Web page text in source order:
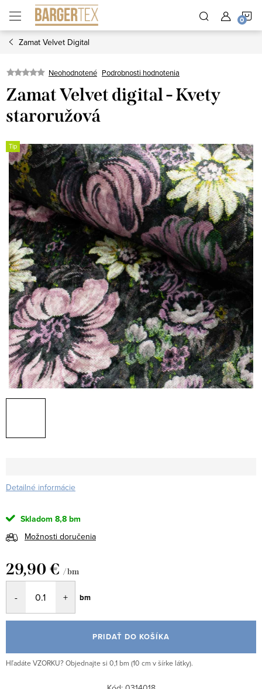
obsah
Zamat Velvet Digital
Neohodnotené Podrobnosti hodnotenia
Zamat Velvet digital - Kvety
staroružová
Tip
Detailné informácie
Skladom 8,8 bm
Možnosti doručenia
29,90 € / bm
cena:
bm
PRIDAŤ DO KOŠÍKA
Hľadáte VZORKU? Objednajte si 0,1 bm (10 cm v šírke látky).